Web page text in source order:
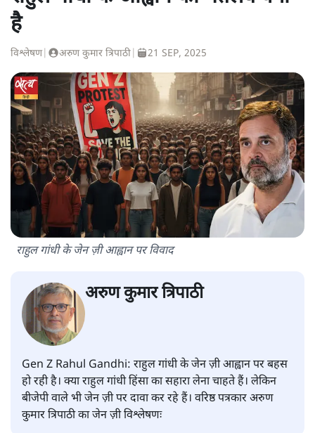
है
विश्लेषण| अरुण कुमार त्रिपाठी 21 SEP, 2025
राहुल गांधी के जेन ज़ी आह्वान पर विवाद
अरुण कुमार त्रिपाठी
Gen Z Rahul Gandhi: राहुल गांधी के जेन ज़ी आह्वान पर बहस
हो रही है। क्या राहुल गांधी हिंसा का सहारा लेना चाहते हैं। लेकिन
बीजेपी वाले भी जेन ज़ी पर दावा कर रहे हैं। वरिष्ठ पत्रकार अरुण
कुमार त्रिपाठी का जेन ज़ी विश्लेषणः